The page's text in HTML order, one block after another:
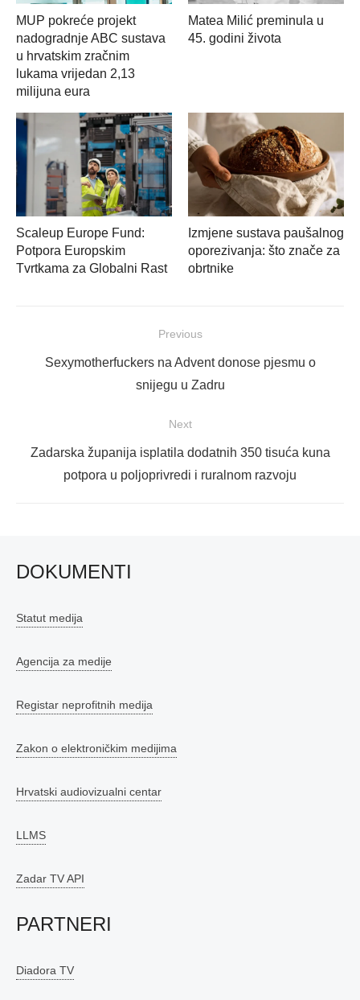
MUP pokreće projekt
nadogradnje ABC sustava
u hrvatskim zračnim
lukama vrijedan 2,13
milijuna eura
Matea Milić preminula u
45. godini života
Scaleup Europe Fund:
Potpora Europskim
Tvrtkama za Globalni Rast
Izmjene sustava paušalnog
oporezivanja: što znače za
obrtnike
objava
Previous
Previous
Sexymotherfuckers na Advent donose pjesmu o
snijegu u Zadru
Next
Next
Zadarska županija isplatila dodatnih 350 tisuća kuna
potpora u poljoprivredi i ruralnom razvoju
DOKUMENTI
Statut medija
Agencija za medije
Registar neprofitnih medija
Zakon o elektroničkim medijima
Hrvatski audiovizualni centar
LLMS
Zadar TV API
PARTNERI
Diadora TV